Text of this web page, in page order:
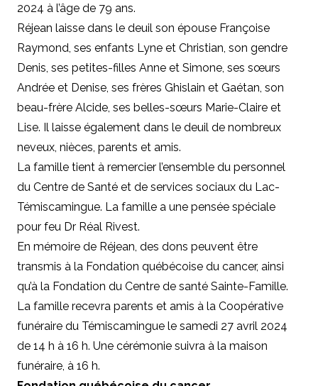
2024 à l’âge de 79 ans.
Réjean laisse dans le deuil son épouse Françoise
Raymond, ses enfants Lyne et Christian, son gendre
Denis, ses petites-filles Anne et Simone, ses sœurs
Andrée et Denise, ses frères Ghislain et Gaétan, son
beau-frère Alcide, ses belles-sœurs Marie-Claire et
Lise. Il laisse également dans le deuil de nombreux
neveux, nièces, parents et amis.
La famille tient à remercier l’ensemble du personnel
du Centre de Santé et de services sociaux du Lac-
Témiscamingue. La famille a une pensée spéciale
pour feu Dr Réal Rivest.
En mémoire de Réjean, des dons peuvent être
transmis à la Fondation québécoise du cancer, ainsi
qu’à la Fondation du Centre de santé Sainte-Famille.
La famille recevra parents et amis à la Coopérative
funéraire du Témiscamingue le samedi 27 avril 2024
de 14 h à 16 h. Une cérémonie suivra à la maison
funéraire, à 16 h.